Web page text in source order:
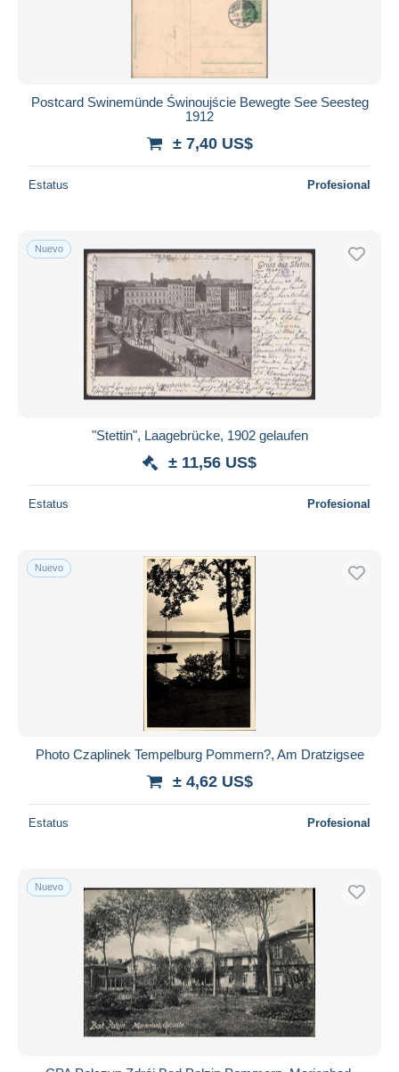
Postcard Swinemünde Świnoujście Bewegte See Seesteg
1912
± 7,40 US$
Estatus Profesional
Nuevo
"Stettin", Laagebrücke, 1902 gelaufen
± 11,56 US$
Estatus Profesional
Nuevo
Photo Czaplinek Tempelburg Pommern?, Am Dratzigsee
± 4,62 US$
Estatus Profesional
Nuevo